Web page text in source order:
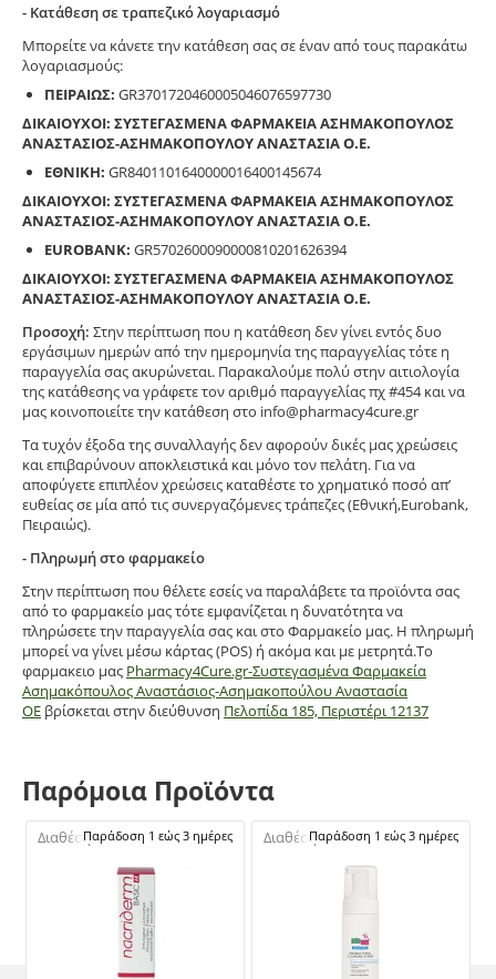
- Κατάθεση σε τραπεζικό λογαριασμό
Μπορείτε να κάνετε την κατάθεση σας σε έναν από τους παρακάτω
λογαριασμούς:
ΠΕΙΡΑΙΩΣ: GR3701720460005046076597730
ΔΙΚΑΙΟΥΧΟΙ: ΣΥΣΤΕΓΑΣΜΕΝΑ ΦΑΡΜΑΚΕΙΑ ΑΣΗΜΑΚΟΠΟΥΛΟΣ
ΑΝΑΣΤΑΣΙΟΣ-ΑΣΗΜΑΚΟΠΟΥΛΟΥ ΑΝΑΣΤΑΣΙΑ Ο.Ε.
ΕΘΝΙΚΗ: GR8401101640000016400145674
ΔΙΚΑΙΟΥΧΟΙ: ΣΥΣΤΕΓΑΣΜΕΝΑ ΦΑΡΜΑΚΕΙΑ ΑΣΗΜΑΚΟΠΟΥΛΟΣ
ΑΝΑΣΤΑΣΙΟΣ-ΑΣΗΜΑΚΟΠΟΥΛΟΥ ΑΝΑΣΤΑΣΙΑ Ο.Ε.
EUROBANK: GR5702600090000810201626394
ΔΙΚΑΙΟΥΧΟΙ: ΣΥΣΤΕΓΑΣΜΕΝΑ ΦΑΡΜΑΚΕΙΑ ΑΣΗΜΑΚΟΠΟΥΛΟΣ
ΑΝΑΣΤΑΣΙΟΣ-ΑΣΗΜΑΚΟΠΟΥΛΟΥ ΑΝΑΣΤΑΣΙΑ Ο.Ε.
Προσοχή: Στην περίπτωση που η κατάθεση δεν γίνει εντός δυο
εργάσιμων ημερών από την ημερομηνία της παραγγελίας τότε η
παραγγελία σας ακυρώνεται. Παρακαλούμε πολύ στην αιτιολογία
της κατάθεσης να γράφετε τον αριθμό παραγγελίας πχ #454 και να
μας κοινοποιείτε την κατάθεση στο info@pharmacy4cure.gr
Τα τυχόν έξοδα της συναλλαγής δεν αφορούν δικές μας χρεώσεις
και επιβαρύνουν αποκλειστικά και μόνο τον πελάτη. Για να
αποφύγετε επιπλέον χρεώσεις καταθέστε το χρηματικό ποσό απ’
ευθείας σε μία από τις συνεργαζόμενες τράπεζες (Εθνική,Eurobank,
Πειραιώς).
- Πληρωμή στο φαρμακείο
Στην περίπτωση που θέλετε εσείς να παραλάβετε τα προϊόντα σας
από το φαρμακείο μας τότε εμφανίζεται η δυνατότητα να
πληρώσετε την παραγγελία σας και στο Φαρμακείο μας. Η πληρωμή
μπορεί να γίνει μέσω κάρτας (POS) ή ακόμα και με μετρητά.Το
φαρμακειο μας Pharmacy4Cure.gr-Συστεγασμένα Φαρμακεία
Ασημακόπουλος Αναστάσιος-Ασημακοπούλου Αναστασία
ΟΕ βρίσκεται στην διεύθυνση Πελοπίδα 185, Περιστέρι 12137
Παρόμοια Προϊόντα
Διαθέσιμο:Παράδοση 1 εώς 3 ημέρες Διαθέσιμο:Παράδοση 1 εώς 3 ημέρες